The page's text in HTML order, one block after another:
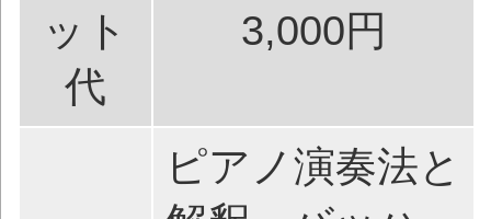
ット
代
3,000円
ピアノ演奏法と